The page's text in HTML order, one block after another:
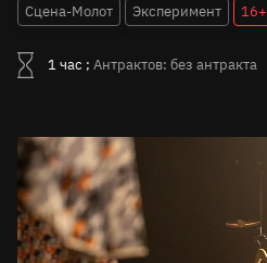
Сцена-Молот Эксперимент 16+
1 час ; Антрактов: без антракта